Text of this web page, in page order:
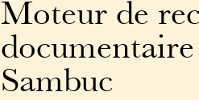
Moteur de
documentaire
Sambuc